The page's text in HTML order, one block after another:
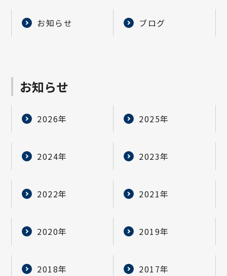
お知らせ ブログ
お知らせ
2026年 2025年
2024年 2023年
2022年 2021年
2020年 2019年
2018年 2017年